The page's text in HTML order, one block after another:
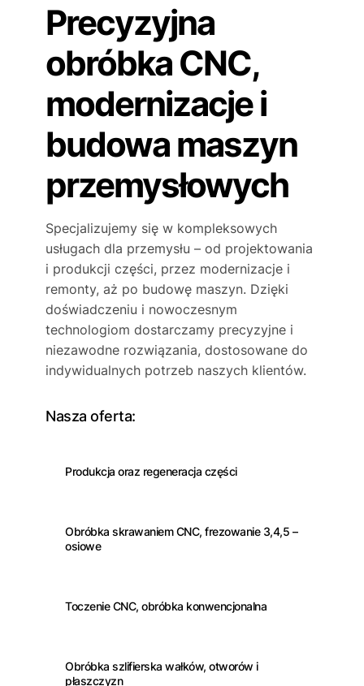
Precyzyjna
obróbka CNC,
modernizacje i
budowa maszyn
przemysłowych
Specjalizujemy się w kompleksowych
usługach dla przemysłu – od projektowania
i produkcji części, przez modernizacje i
remonty, aż po budowę maszyn. Dzięki
doświadczeniu i nowoczesnym
technologiom dostarczamy precyzyjne i
niezawodne rozwiązania, dostosowane do
indywidualnych potrzeb naszych klientów.
Nasza oferta:
Produkcja oraz regeneracja części
Obróbka skrawaniem CNC, frezowanie 3,4,5 –
osiowe
Toczenie CNC, obróbka konwencjonalna
Obróbka szlifierska wałków, otworów i
płaszczyzn